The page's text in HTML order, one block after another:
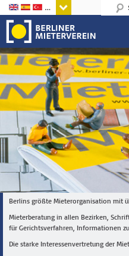
Sprachen
Berlins größte Mieterorganisation mit
Mieterberatung in allen Bezirken,
für Gerichtsverfahren, Informationen
Die starke Interessenvertretung der